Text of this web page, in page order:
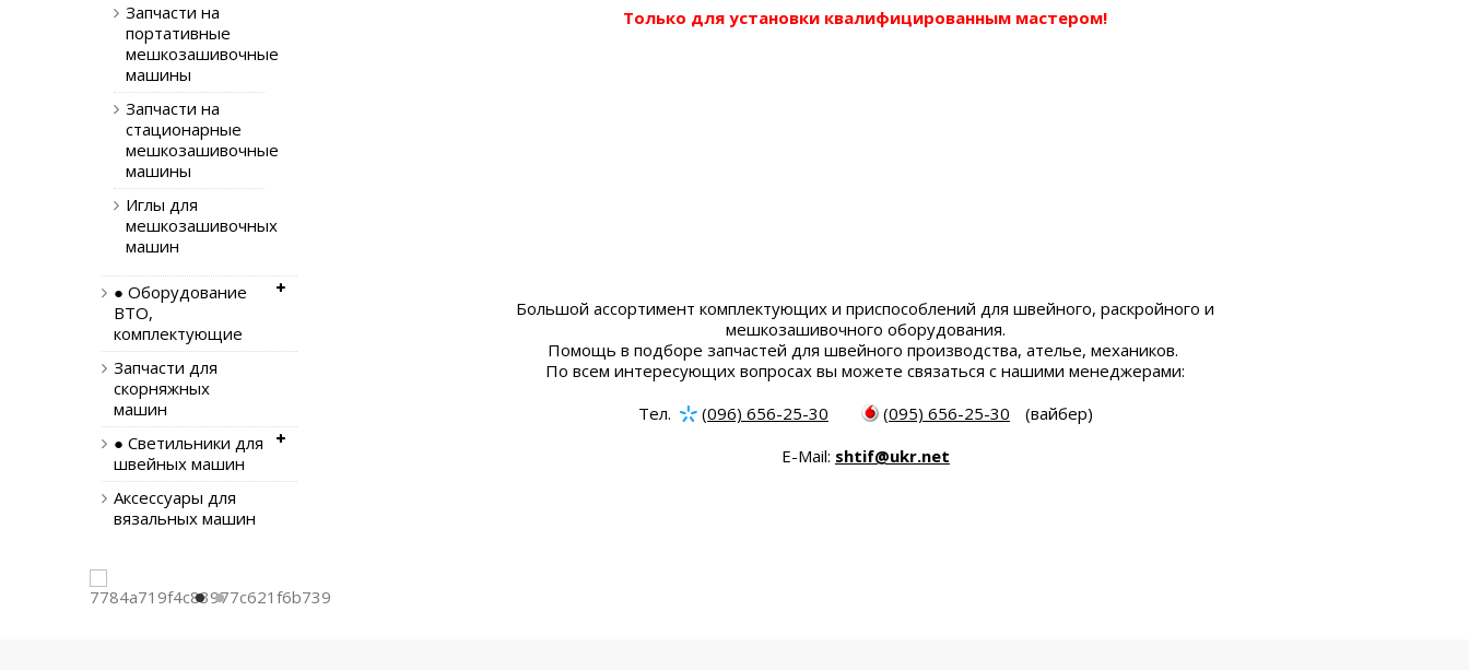
Только для установки квалифицированным мастером!
Большой ассортимент комплектующих и приспособлений для швейного, раскройного и
мешкозашивочного оборудования.
Помощь в подборе запчастей для швейного производства, ателье, механиков.
По всем интересующих вопросах вы можете связаться с нашими менеджерами:
Тел.
(096) 656-25-30 (095) 656-25-30
(вайбер)
E-Mail: shtif@ukr.net
Запчасти на
портативные
мешкозашивочные
машины
Запчасти на
стационарные
мешкозашивочные
машины
Иглы для
мешкозашивочных
машин
● Оборудование
ВТО,
комплектующие
Запчасти для
скорняжных
машин
● Светильники для
швейных машин
Аксессуары для
вязальных машин